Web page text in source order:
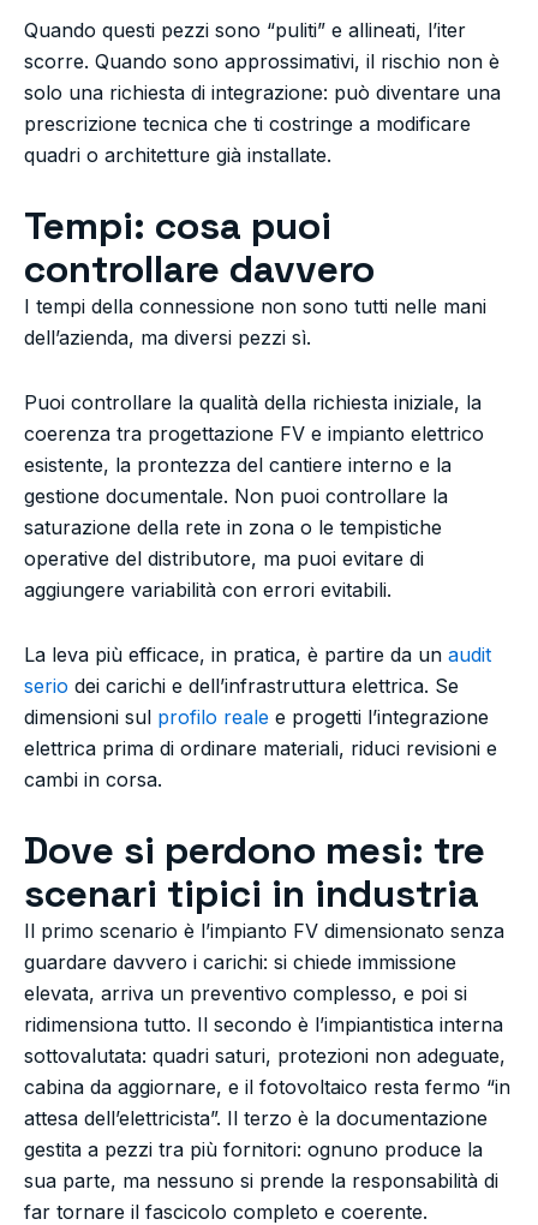
Quando questi pezzi sono “puliti” e allineati, l’iter
scorre. Quando sono approssimativi, il rischio non è
solo una richiesta di integrazione: può diventare una
prescrizione tecnica che ti costringe a modificare
quadri o architetture già installate.
Tempi: cosa puoi
controllare davvero
I tempi della connessione non sono tutti nelle mani
dell’azienda, ma diversi pezzi sì.
Puoi controllare la qualità della richiesta iniziale, la
coerenza tra progettazione FV e impianto elettrico
esistente, la prontezza del cantiere interno e la
gestione documentale. Non puoi controllare la
saturazione della rete in zona o le tempistiche
operative del distributore, ma puoi evitare di
aggiungere variabilità con errori evitabili.
La leva più efficace, in pratica, è partire da un audit
serio dei carichi e dell’infrastruttura elettrica. Se
dimensioni sul profilo reale e progetti l’integrazione
elettrica prima di ordinare materiali, riduci revisioni e
cambi in corsa.
Dove si perdono mesi: tre
scenari tipici in industria
Il primo scenario è l’impianto FV dimensionato senza
guardare davvero i carichi: si chiede immissione
elevata, arriva un preventivo complesso, e poi si
ridimensiona tutto. Il secondo è l’impiantistica interna
sottovalutata: quadri saturi, protezioni non adeguate,
cabina da aggiornare, e il fotovoltaico resta fermo “in
attesa dell’elettricista”. Il terzo è la documentazione
gestita a pezzi tra più fornitori: ognuno produce la
sua parte, ma nessuno si prende la responsabilità di
far tornare il fascicolo completo e coerente.